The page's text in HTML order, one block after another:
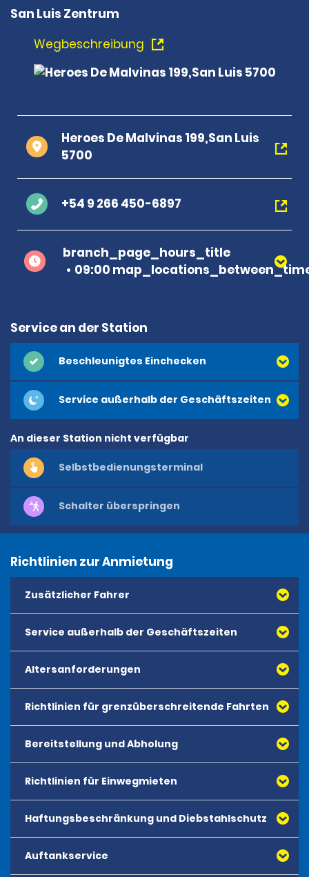
San Luis Zentrum
Wegbeschreibung
Heroes De Malvinas 199,San Luis
5700
+54 9 266 450-6897
branch_page_hours_title
09:00
Service an der Station
Beschleunigtes Einchecken
Service außerhalb der Geschäftszeiten
An dieser Station nicht verfügbar
Selbstbedienungsterminal
Schalter überspringen
Richtlinien zur Anmietung
Zusätzlicher Fahrer
Service außerhalb der Geschäftszeiten
Altersanforderungen
Richtlinien für grenzüberschreitende Fahrten
Bereitstellung und Abholung
Richtlinien für Einwegmieten
Haftungsbeschränkung und Diebstahlschutz
Die Haftungsbeschränkung mit Diebstahlschutz
(CDW-TP) ist keine Versicherung. Der Erwerb der
Auftankservice